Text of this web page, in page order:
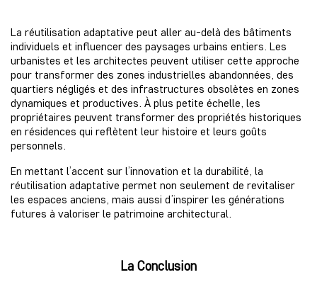
La réutilisation adaptative peut aller au-delà des bâtiments
individuels et influencer des paysages urbains entiers. Les
urbanistes et les architectes peuvent utiliser cette approche
pour transformer des zones industrielles abandonnées, des
quartiers négligés et des infrastructures obsolètes en zones
dynamiques et productives. À plus petite échelle, les
propriétaires peuvent transformer des propriétés historiques
en résidences qui reflètent leur histoire et leurs goûts
personnels.
En mettant l’accent sur l’innovation et la durabilité, la
réutilisation adaptative permet non seulement de revitaliser
les espaces anciens, mais aussi d’inspirer les générations
futures à valoriser le patrimoine architectural.
La Conclusion